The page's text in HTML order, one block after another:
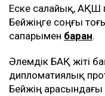
Еске салайық, АҚШ
Бейжіңге соңғы
сапарымен барған.
Әлемдік БАҚ жіті
дипломатиялық
Бейжің